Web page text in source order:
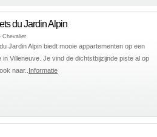
du Jardin Alpin
Chevalier
Jardin Alpin biedt mooie appartementen op een
in Villeneuve. Je vind de dichtstbijzijnde piste al op
naar.. Informatie